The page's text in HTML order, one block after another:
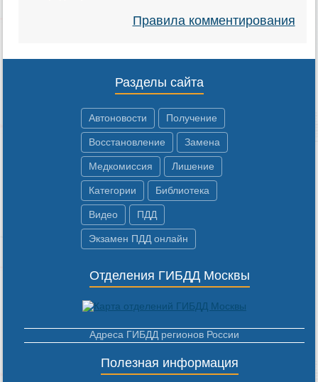
Правила комментирования
Разделы сайта
Автоновости Получение
Восстановление Замена
Медкомиссия Лишение
Категории Библиотека
Видео ПДД
Экзамен ПДД онлайн
Отделения ГИБДД Москвы
Адреса ГИБДД регионов России
Полезная информация